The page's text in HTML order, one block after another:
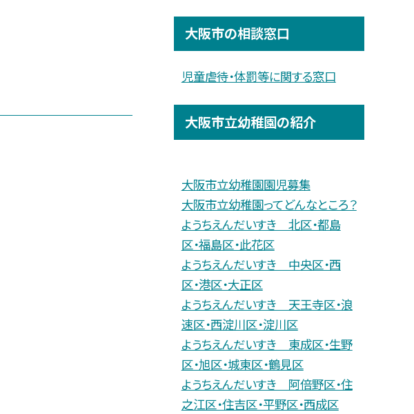
大阪市の相談窓口
児童虐待・体罰等に関する窓口
大阪市立幼稚園の紹介
大阪市立幼稚園園児募集
大阪市立幼稚園ってどんなところ？
ようちえんだいすき 北区・都島
区・福島区・此花区
ようちえんだいすき 中央区・西
区・港区・大正区
ようちえんだいすき 天王寺区・浪
速区・西淀川区・淀川区
ようちえんだいすき 東成区・生野
区・旭区・城東区・鶴見区
ようちえんだいすき 阿倍野区・住
之江区・住吉区・平野区・西成区